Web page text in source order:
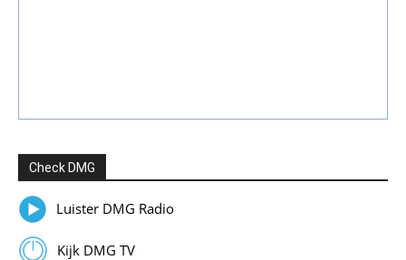
Check DMG
Luister DMG Radio
Kijk DMG TV